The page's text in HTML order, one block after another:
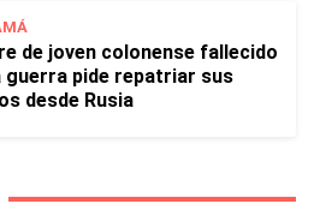
de joven colonense fallecido
guerra pide repatriar sus
desde Rusia